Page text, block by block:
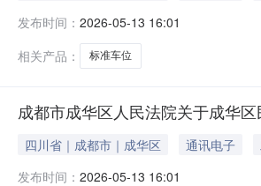
发布时间： 2026-05-13 16:01
相关产品：
标准车位
成都市成华区人民法院关于成华
四川省｜成都市｜成华区 通讯电子
发布时间： 2026-05-13 16:01